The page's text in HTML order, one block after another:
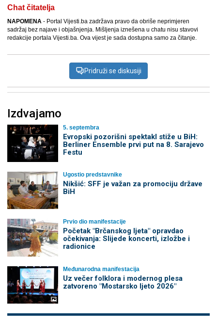
Chat čitatelja
NAPOMENA - Portal Vijesti.ba zadržava pravo da obriše neprimjeren
sadržaj bez najave i objašnjenja. Mišljenja iznešena u chatu nisu stavovi
redakcije portala Vijesti.ba. Ova vijest je sada dostupna samo za čitanje.
Pridruži se diskusiji
Izdvajamo
5. septembra
Evropski pozorišni spektakl stiže u BiH:
Berliner Ensemble prvi put na 8. Sarajevo
Festu
Ugostio predstavnike
Nikšić: SFF je važan za promociju države
BiH
Prvio dio manifestacije
Početak "Brčanskog ljeta" opravdao
očekivanja: Slijede koncerti, izložbe i
radionice
Međunarodna manifestacija
Uz večer folklora i modernog plesa
zatvoreno "Mostarsko ljeto 2026"